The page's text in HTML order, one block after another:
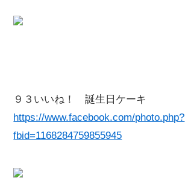
９３いいね！ 誕生日ケーキ
https://www.facebook.com/photo.php?
fbid=1168284759855945